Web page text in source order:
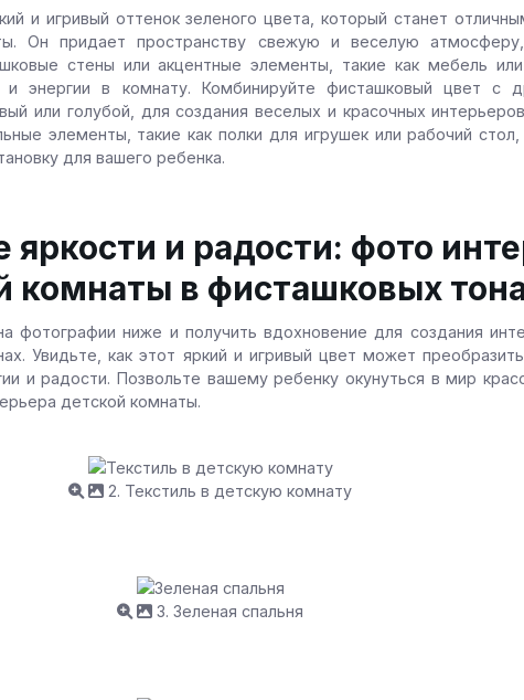
и игривый оттенок зеленого цвета, который станет
Он придает пространству свежую и веселую
стены или акцентные элементы, такие как мебель
и энергии в комнату. Комбинируйте фисташковый цвет с
или голубой, для создания веселых и красочных
элементы, такие как полки для игрушек или рабочий
для вашего ребенка.
и радости: фото
комнаты в фисташковых
фотографии ниже и получить вдохновение для создания
Увидьте, как этот яркий и игривый цвет может преобразить
и радости. Позвольте вашему ребенку окунуться в мир
детской комнаты.
2. Текстиль в детскую комнату
3. Зеленая спальня